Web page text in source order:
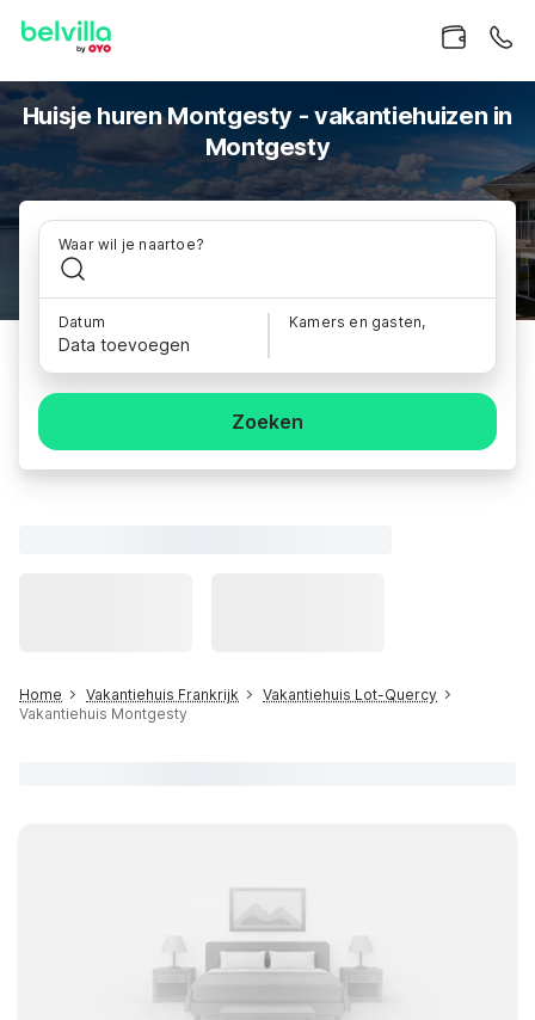
Huisje huren Montgesty - vakantiehuizen in
Montgesty
Waar wil je naartoe?
Datum
Data toevoegen
Kamers en gasten,
Zoeken
Home Vakantiehuis Frankrijk
Vakantiehuis Lot-Quercy
Vakantiehuis Montgesty